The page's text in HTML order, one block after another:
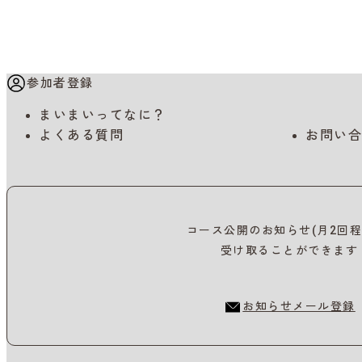
参加者登録
まいまいってなに？
よくある質問
お問い
コース公開のお知らせ(月2回
受け取ることができます
お知らせメール登録